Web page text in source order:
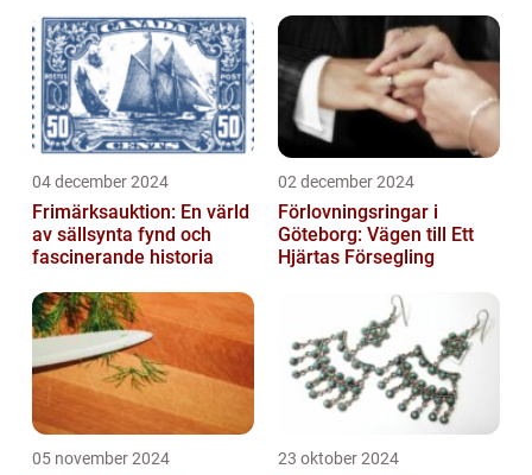
04 december 2024
Frimärksauktion: En värld
av sällsynta fynd och
fascinerande historia
02 december 2024
Förlovningsringar i
Göteborg: Vägen till Ett
Hjärtas Försegling
05 november 2024 23 oktober 2024